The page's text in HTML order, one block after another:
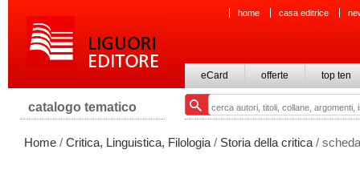
home casa editrice
eCard offerte top ten
catalogo tematico
Home / Critica, Linguistica, Filologia / Storia della critica /